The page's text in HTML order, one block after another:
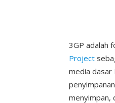
3GP adalah
Project
media dasar
menyimpan,